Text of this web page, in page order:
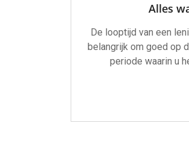
Alles
De looptijd van een
belangrijk om goed op
periode waarin u